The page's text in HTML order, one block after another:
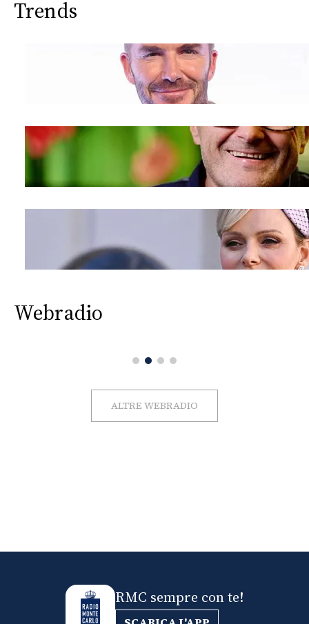
Trends
Webradio
ALTRE WEBRADIO
RMC sempre con te!